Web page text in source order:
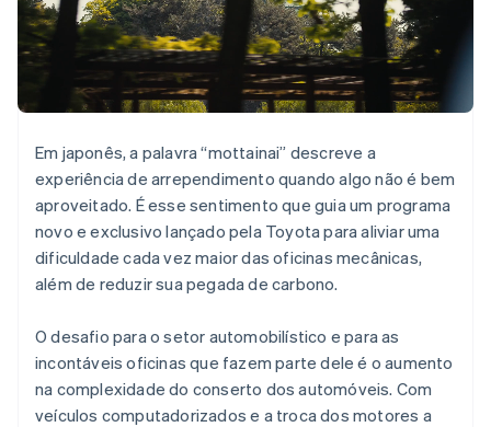
Veja o que está chegando
Radar
Prevenção de fraudes
Atlas
Climate
Remoção de carbono
Identity
Verificação de identidade
Stripe Sessions 2026
Veja como a Stripe está construindo a infraestrutura
Assista agora
Ecossistema
Parceiros
Stripe App Marketplace
Em japonês, a palavra “mottainai” descreve a
experiência de arrependimento quando algo não é bem
aproveitado. É esse sentimento que guia um programa
novo e exclusivo lançado pela Toyota para aliviar uma
dificuldade cada vez maior das oficinas mecânicas,
além de reduzir sua pegada de carbono.
O desafio para o setor automobilístico e para as
incontáveis oficinas que fazem parte dele é o aumento
na complexidade do conserto dos automóveis. Com
veículos computadorizados e a troca dos motores a